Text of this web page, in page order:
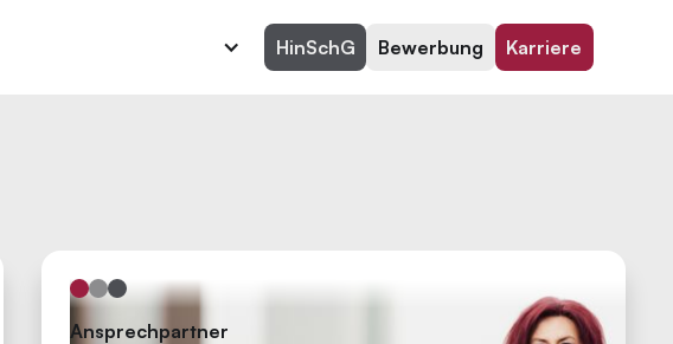
HinSchG Bewerbung Karriere
Ansprechpartner